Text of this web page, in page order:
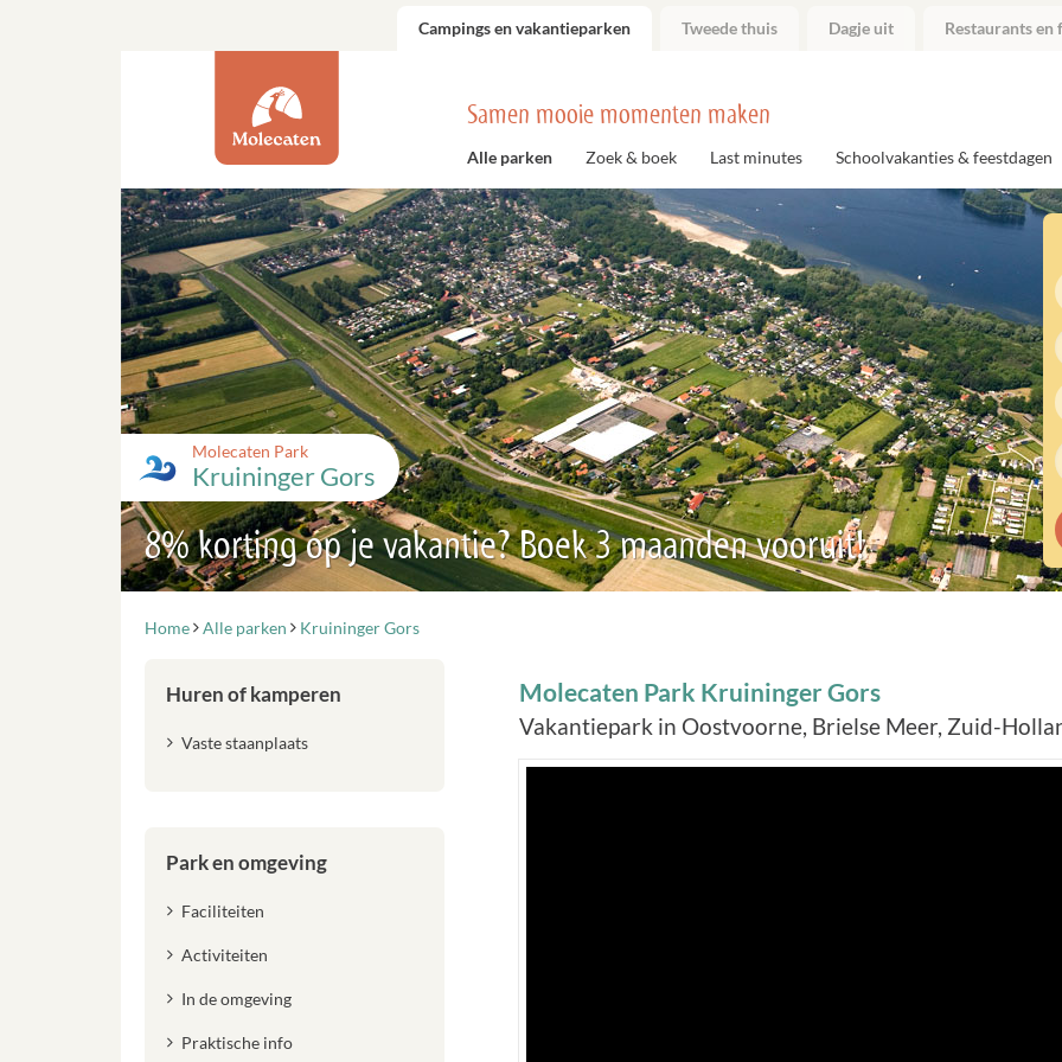
Campings en vakantieparken Tweede thuis Dagje uit Restaurants en
Samen mooie momenten maken
Alle parken Zoek & boek Last minutes Schoolvakanties & feestdagen
Molecaten Park
Kruininger Gors
8% korting op je vakantie? Boek 3 maanden vooruit!
Home Alle parken Kruininger Gors
Molecaten Park Kruininger Gors
Vakantiepark in Oostvoorne, Brielse Meer, Zuid-
Huren of kamperen
Vaste staanplaats
Park en omgeving
Faciliteiten
Activiteiten
In de omgeving
Praktische info